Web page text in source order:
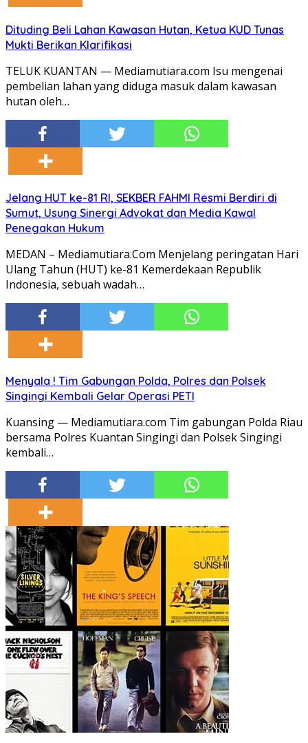
Dituding Beli Lahan Kawasan Hutan, Ketua KUD Tunas
Mukti Berikan Klarifikasi
TELUK KUANTAN — Mediamutiara.com Isu mengenai
pembelian lahan yang diduga masuk dalam kawasan
hutan oleh…
Jelang HUT ke-81 RI, SEKBER FAHMI Resmi Berdiri di
Sumut, Usung Sinergi Advokat dan Media Kawal
Penegakan Hukum
MEDAN – Mediamutiara.Com Menjelang peringatan Hari
Ulang Tahun (HUT) ke-81 Kemerdekaan Republik
Indonesia, sebuah wadah…
Menyala ! Tim Gabungan Polda, Polres dan Polsek
Singingi Kembali Gelar Operasi PETI
Kuansing — Mediamutiara.com Tim gabungan Polda Riau
bersama Polres Kuantan Singingi dan Polsek Singingi
kembali…